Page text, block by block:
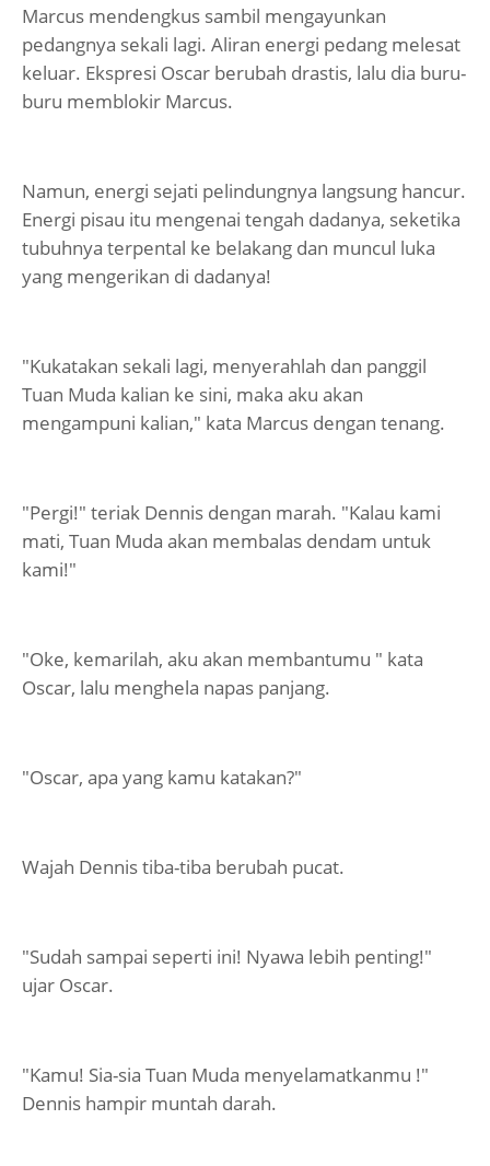
Marcus mendengkus sambil mengayunkan
pedangnya sekali lagi. Aliran energi pedang melesat
keluar. Ekspresi Oscar berubah drastis, lalu dia buru-
buru memblokir Marcus.
Namun, energi sejati pelindungnya langsung hancur.
Energi pisau itu mengenai tengah dadanya, seketika
tubuhnya terpental ke belakang dan muncul luka
yang mengerikan di dadanya!
"Kukatakan sekali lagi, menyerahlah dan panggil
Tuan Muda kalian ke sini, maka aku akan
mengampuni kalian," kata Marcus dengan tenang.
"Pergi!" teriak Dennis dengan marah. "Kalau kami
mati, Tuan Muda akan membalas dendam untuk
kami!"
"Oke, kemarilah, aku akan membantumu " kata
Oscar, lalu menghela napas panjang.
"Oscar, apa yang kamu katakan?"
Wajah Dennis tiba-tiba berubah pucat.
"Sudah sampai seperti ini! Nyawa lebih penting!"
ujar Oscar.
"Kamu! Sia-sia Tuan Muda menyelamatkanmu !"
Dennis hampir muntah darah.